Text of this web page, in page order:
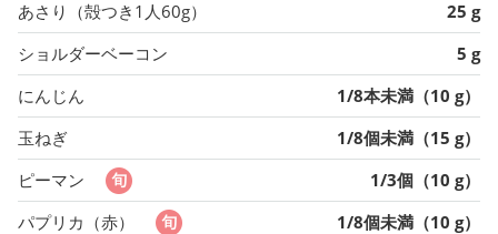
あさり（殻つき1人60g）
25 g
ショルダーベーコン
5 g
にんじん
1/8本未満（10 g）
玉ねぎ
1/8個未満（15 g）
ピーマン
1/3個（10 g）
パプリカ（赤）
1/8個未満（10 g）